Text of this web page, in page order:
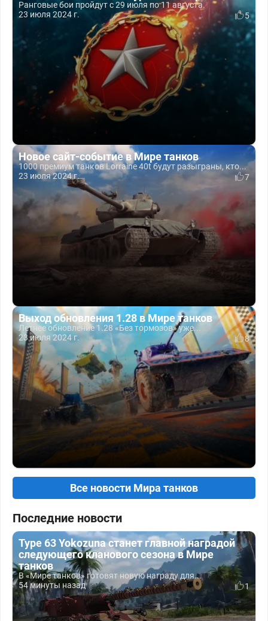
Ранговые бои пройдут с 29 июля по 11 августа.
23 июля 2024 г.
5
Новое сайт-событие в Мире танков
1000 премиум танков Lorraine 40t будут разыграны, кто...
23 июля 2024 г.
7
Выход обновления 1.28 в Мире танков
Летнее обновление 1.28 «Без тормозов» уже...
23 июля 2024 г.
8
Все новости Мира танков
Последние новости
Type 63 Yokozuna станет главной наградой
следующего кланового сезона в Мире
танков
В «Мире танков» готовят новую награду для...
54 минуты назад
1